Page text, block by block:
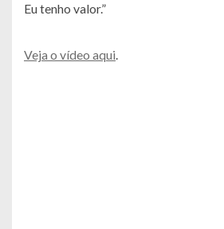
Eu tenho valor.”
Veja o vídeo aqui.